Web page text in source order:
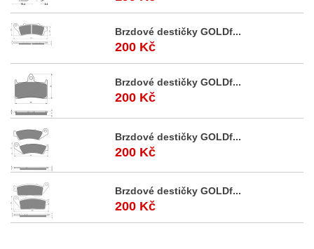
Brzdové destičky GOLDf...
200 Kč
Brzdové destičky GOLDf...
200 Kč
Brzdové destičky GOLDf...
200 Kč
Brzdové destičky GOLDf...
200 Kč